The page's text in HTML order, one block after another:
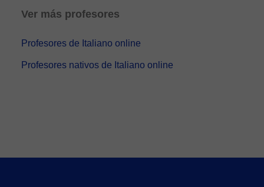
Ver más profesores
Profesores de Italiano online
Profesores nativos de Italiano online